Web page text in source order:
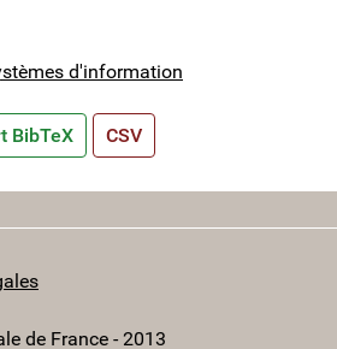
d'information
BibTeX CSV
de France - 2013